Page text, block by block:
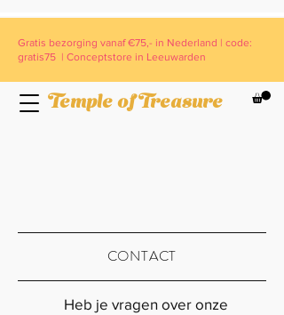
Temple of Treasure
Gratis bezorging vanaf €75,- in Nederland | code:
gratis75 | Conceptstore in Leeuwarden
CONTACT
Heb je vragen over onze